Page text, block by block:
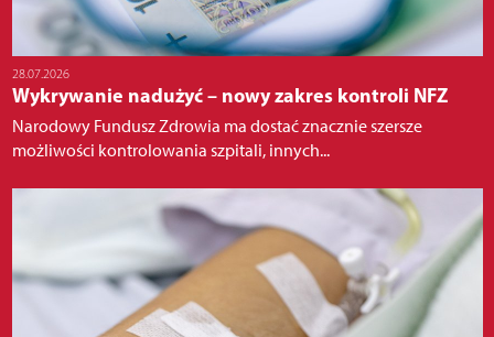
28.07.2026
Wykrywanie nadużyć – nowy zakres kontroli NFZ
Narodowy Fundusz Zdrowia ma dostać znacznie szersze
możliwości kontrolowania szpitali, innych...